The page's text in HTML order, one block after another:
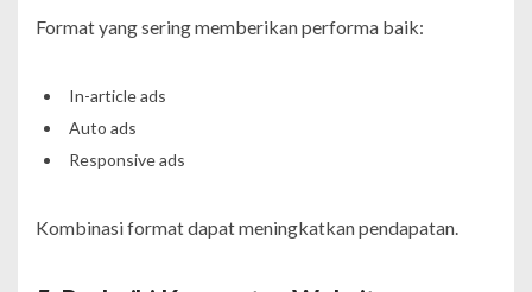
Format yang sering memberikan performa baik:
In-article ads
Auto ads
Responsive ads
Kombinasi format dapat meningkatkan pendapatan.